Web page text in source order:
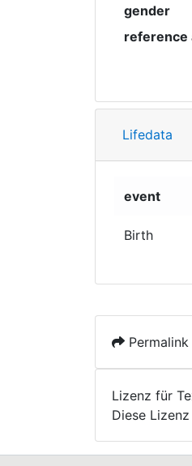
gender
reference
Lifedata
event
Birth
Permalink
Lizenz für
Diese